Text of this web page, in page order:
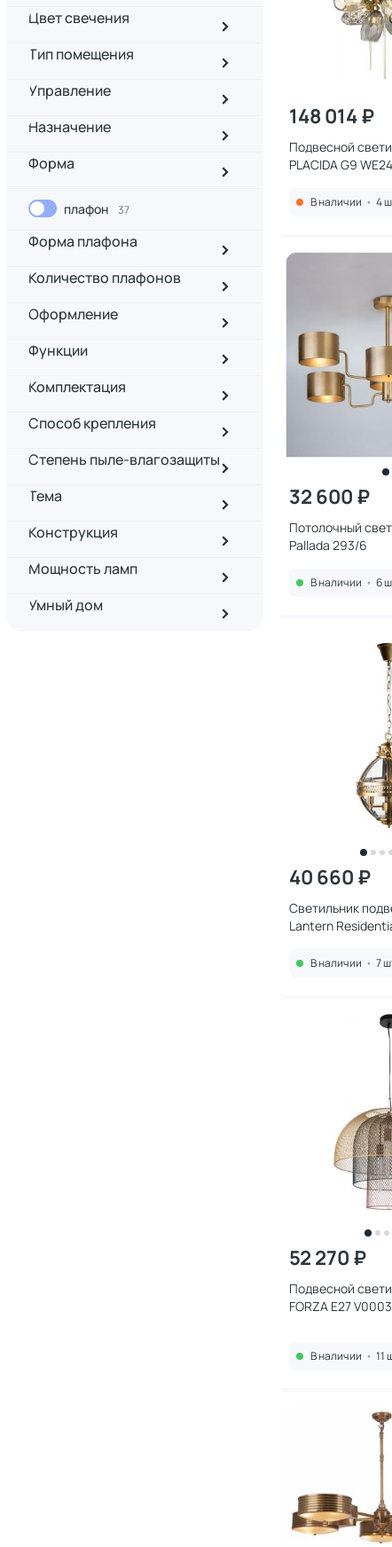
Цвет свечения
Тип помещения
Управление
Назначение
Форма
плафон 37
Форма плафона
Количество плафонов
Оформление
Функции
Комплектация
Способ крепления
Степень пыле-влагозащиты
Тема
Конструкция
Мощность ламп
Умный дом
148 014 ₽
Подвесной
PLACIDA G9
В наличии • 4
32 600 ₽
Потолочный
Pallada 293/6
В наличии • 6
40 660 ₽
Светильник
Lantern
В наличии • 7
52 270 ₽
Подвесной
FORZA E27
В наличии • 11